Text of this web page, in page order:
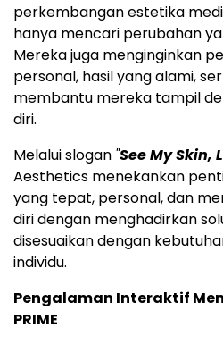
perkembangan estetika
hanya mencari perubahan
Mereka juga menginginkan
personal, hasil yang alami,
membantu mereka tampil
diri.
Melalui slogan "See My Skin,
Aesthetics menekankan
yang tepat, personal, dan
diri dengan menghadirkan
disesuaikan dengan
individu.
Pengalaman Interaktif
PRIME